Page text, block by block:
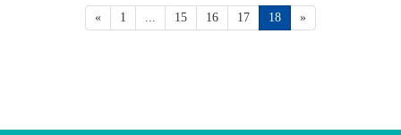
« 1 ... 15 16 17 18 »